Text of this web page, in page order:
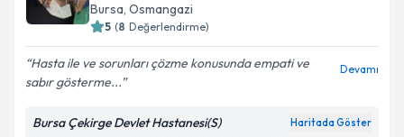
Bursa, Osmangazi
5 (8 Değerlendirme)
Hasta ile ve sorunları çözme konusunda empati ve
sabır gösterme...
Devamı
Bursa Çekirge Devlet Hastanesi(S) Haritada Göster